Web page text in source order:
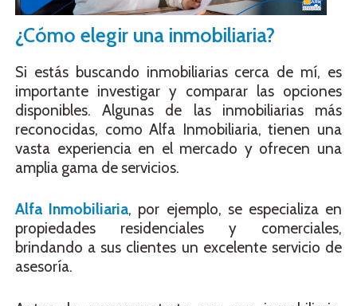
¿Cómo elegir una inmobiliaria?
Si estás buscando inmobiliarias cerca de mí, es
importante investigar y comparar las opciones
disponibles. Algunas de las inmobiliarias más
reconocidas, como Alfa Inmobiliaria, tienen una
vasta experiencia en el mercado y ofrecen una
amplia gama de servicios.
Alfa Inmobiliaria, por ejemplo, se especializa en
propiedades residenciales y comerciales,
brindando a sus clientes un excelente servicio de
asesoría.